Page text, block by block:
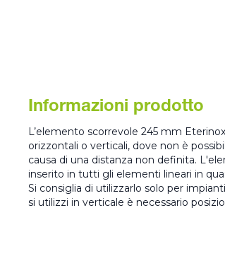
Informazioni prodotto
L’elemento scorrevole 245 mm
orizzontali o verticali, dove non è
causa di una distanza non definita.
inserito in tutti gli elementi lineari in
Si consiglia di utilizzarlo solo per
si utilizzi in verticale è necessario